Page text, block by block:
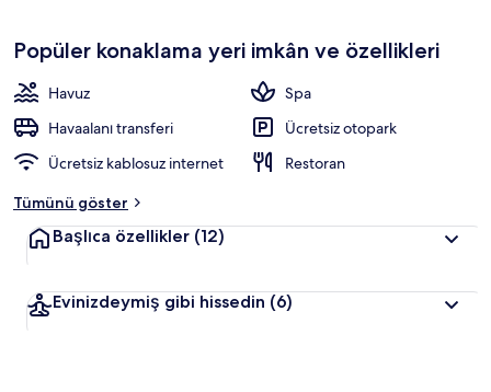
yorumlarda bulunuyor.
Popüler konaklama yeri imkân ve özellikleri
Havuz
Spa
Havaalanı transferi
Ücretsiz otopark
Ücretsiz kablosuz internet
Restoran
Tümünü göster
Başlıca özellikler (12)
Evinizdeymiş gibi hissedin (6)